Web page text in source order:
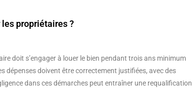
propriétaires ?
doit s’engager à louer le bien pendant trois ans minimum
dépenses doivent être correctement justifiées, avec des
dans ces démarches peut entraîner une requalification